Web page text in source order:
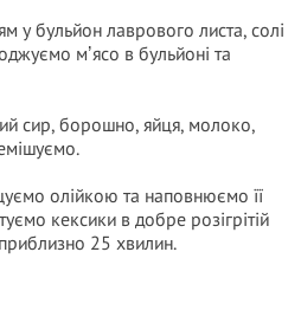
у бульйон лаврового листа, солі
мʼясо в бульйоні та
сир, борошно, яйця, молоко,
олійкою та наповнюємо її
кексики в добре розігрітій
25 хвилин.